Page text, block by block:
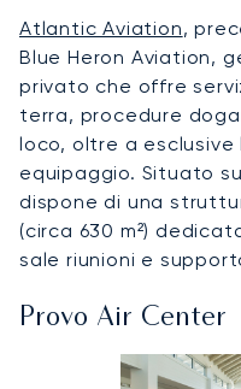
Atlantic Aviation,
Blue Heron Aviation,
privato che offre
terra, procedure
loco, oltre a
equipaggio. Situato
dispone di una
(circa 630 m²)
sale riunioni e
Provo Air Center